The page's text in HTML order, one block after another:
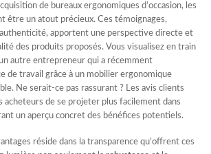
de bureaux ergonomiques d’occasion, les
être un atout précieux. Ces témoignages,
apportent une perspective directe et
des produits proposés. Vous visualisez en train
autre entrepreneur qui a récemment
de travail grâce à un mobilier ergonomique
Ne serait-ce pas rassurant ? Les avis clients
de se projeter plus facilement dans
un aperçu concret des bénéfices potentiels.
réside dans la transparence qu’offrent ces